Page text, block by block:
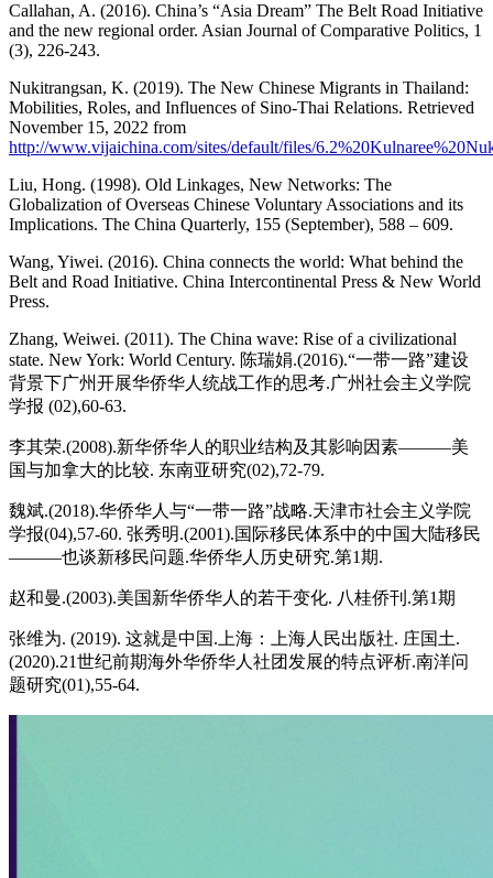
Callahan, A. (2016). China’s “Asia Dream” The Belt Road Initiative
and the new regional order. Asian Journal of Comparative Politics, 1
(3), 226-243.
Nukitrangsan, K. (2019). The New Chinese Migrants in Thailand:
Mobilities, Roles, and Influences of Sino-Thai Relations. Retrieved
November 15, 2022 from
http://www.vijaichina.com/sites/default/files/
Liu, Hong. (1998). Old Linkages, New Networks: The
Globalization of Overseas Chinese Voluntary Associations and its
Implications. The China Quarterly, 155 (September), 588 – 609.
Wang, Yiwei. (2016). China connects the world: What behind the
Belt and Road Initiative. China Intercontinental Press & New World
Press.
Zhang, Weiwei. (2011). The China wave: Rise of a civilizational
state. New York: World Century. 陈瑞娟.(2016).“一带一路”建设
背景下广州开展华侨华人统战工作的思考.广州社会主义学院
学报 (02),60-63.
李其荣.(2008).新华侨华人的职业结构及其影响因素———美
国与加拿大的比较. 东南亚研究(02),72-79.
魏斌.(2018).华侨华人与“一带一路”战略.天津市社会主义学院
学报(04),57-60. 张秀明.(2001).国际移民体系中的中国大陆移民
———也谈新移民问题.华侨华人历史研究.第1期.
赵和曼.(2003).美国新华侨华人的若干变化. 八桂侨刊.第1期
张维为. (2019). 这就是中国.上海：上海人民出版社. 庄国土.
(2020).21世纪前期海外华侨华人社团发展的特点评析.南洋问
题研究(01),55-64.